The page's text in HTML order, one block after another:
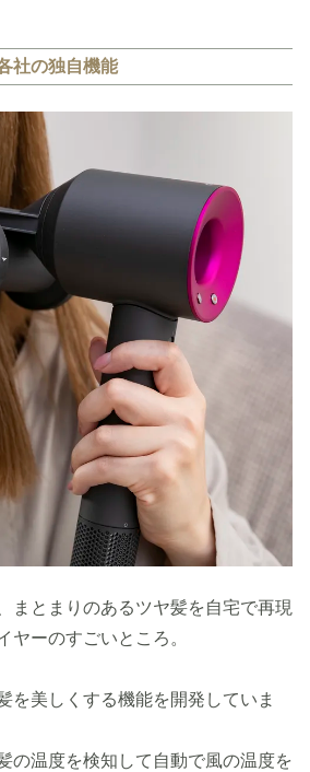
社の独自機能
まとまりのあるツヤ髪を自宅で再現
ヤーのすごいところ。
を美しくする機能を開発していま
の温度を検知して自動で風の温度を